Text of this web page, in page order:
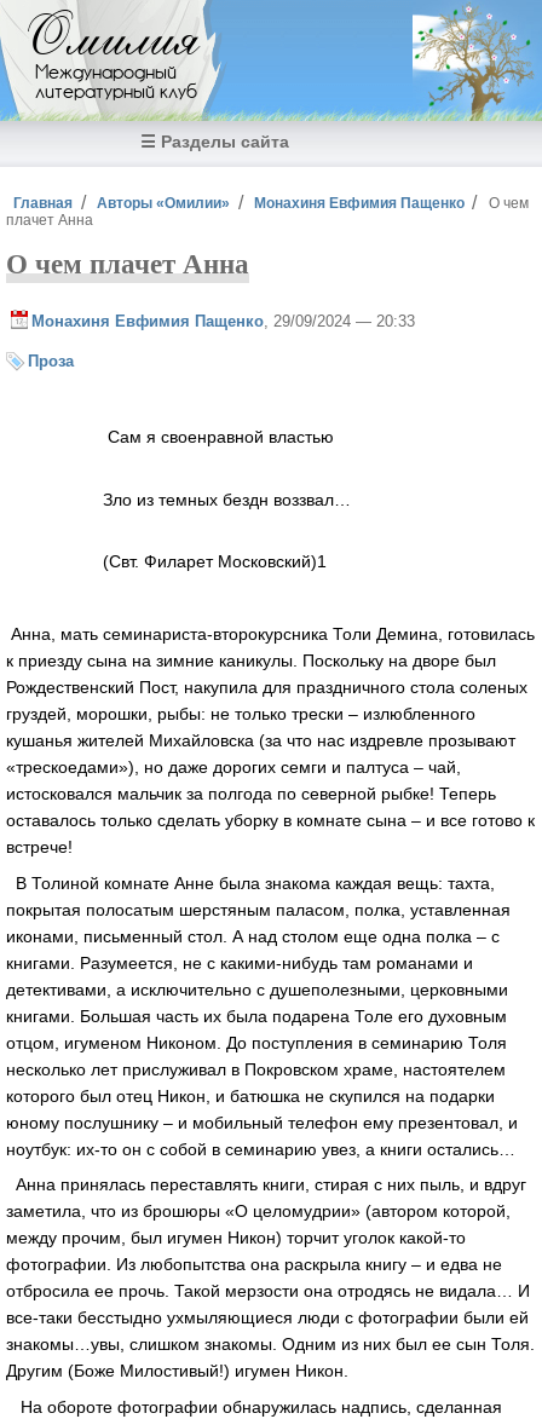
Перейти к основному содержанию
Омилия
Международный
литературный клуб
☰ Разделы сайта
Вы здесь
Главная Авторы «Омилии» Монахиня Евфимия Пащенко
О чем
плачет Анна
О чем плачет Анна
Монахиня Евфимия Пащенко , 29/09/2024 — 20:33
Проза
Сам я своенравной властью
Зло из темных бездн воззвал…
(Свт. Филарет Московский)1
Анна, мать семинариста-второкурсника Толи Демина, готовилась
к приезду сына на зимние каникулы. Поскольку на дворе был
Рождественский Пост, накупила для праздничного стола соленых
груздей, морошки, рыбы: не только трески – излюбленного
кушанья жителей Михайловска (за что нас издревле прозывают
«трескоедами»), но даже дорогих семги и палтуса – чай,
истосковался мальчик за полгода по северной рыбке! Теперь
оставалось только сделать уборку в комнате сына – и все готово к
встрече!
В Толиной комнате Анне была знакома каждая вещь: тахта,
покрытая полосатым шерстяным паласом, полка, уставленная
иконами, письменный стол. А над столом еще одна полка – с
книгами. Разумеется, не с какими-нибудь там романами и
детективами, а исключительно с душеполезными, церковными
книгами. Большая часть их была подарена Толе его духовным
отцом, игуменом Никоном. До поступления в семинарию Толя
несколько лет прислуживал в Покровском храме, настоятелем
которого был отец Никон, и батюшка не скупился на подарки
юному послушнику – и мобильный телефон ему презентовал, и
ноутбук: их-то он с собой в семинарию увез, а книги остались…
Анна принялась переставлять книги, стирая с них пыль, и вдруг
заметила, что из брошюры «О целомудрии» (автором которой,
между прочим, был игумен Никон) торчит уголок какой-то
фотографии. Из любопытства она раскрыла книгу – и едва не
отбросила ее прочь. Такой мерзости она отродясь не видала… И
все-таки бесстыдно ухмыляющиеся люди с фотографии были ей
знакомы…увы, слишком знакомы. Одним из них был ее сын Толя.
Другим (Боже Милостивый!) игумен Никон.
На обороте фотографии обнаружилась надпись, сделанная